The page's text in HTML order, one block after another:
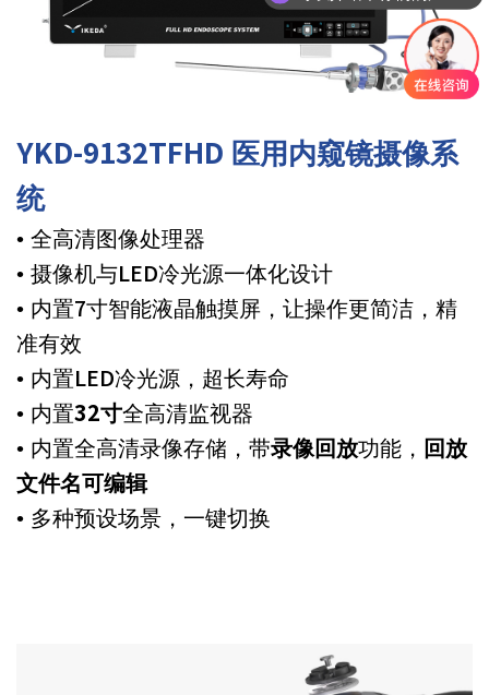
YKD-9132TFHD 医用内窥镜摄像系
统
• 全高清图像处理器
• 摄像机与LED冷光源一体化设计
• 内置7寸智能液晶触摸屏，让操作更简洁，精
准有效
• 内置LED冷光源，超长寿命
• 内置32寸全高清监视器
• 内置全高清录像存储，带录像回放功能，
回放
文件名可编辑
• 多种预设场景，一键切换